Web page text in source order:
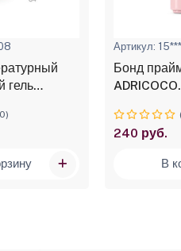
гель
лотоса,
Артикул:
Бонд
ADRICOCO
240 руб.
В